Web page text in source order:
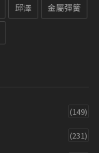
邱澤 金屬彈簧
(149)
(231)